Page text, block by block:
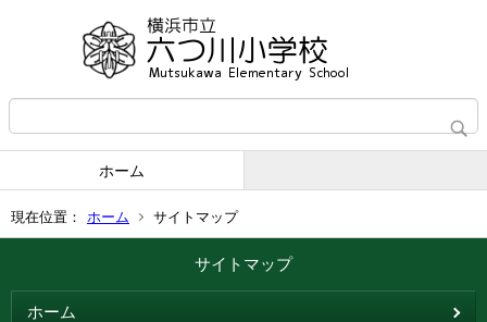
ホーム
現在位置： ホーム サイトマップ
サイトマップ
ホーム